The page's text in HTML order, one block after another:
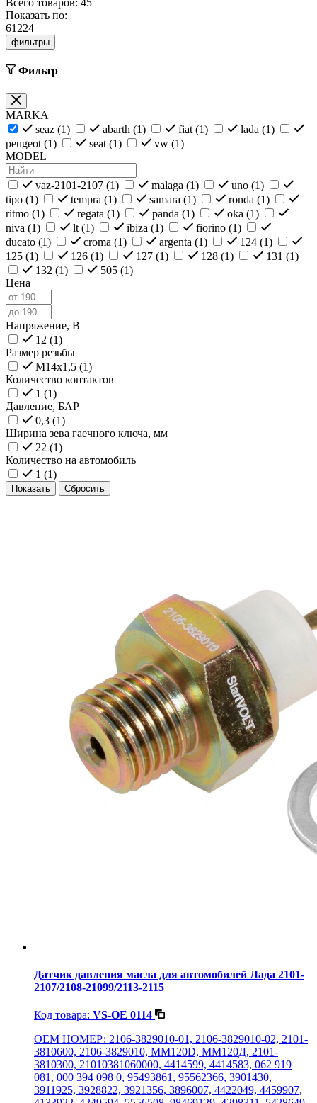
Всего товаров: 45
Показать по:
61224
фильтры
Фильтр
MARKA
seaz (1) abarth (1) fiat (1) lada (1)
peugeot (1) seat (1) vw (1)
MODEL
vaz-2101-2107 (1) malaga (1) uno (1)
tipo (1) tempra (1) samara (1) ronda (1)
ritmo (1) regata (1) panda (1) oka (1)
niva (1) lt (1) ibiza (1) fiorino (1)
ducato (1) croma (1) argenta (1) 124 (1)
125 (1) 126 (1) 127 (1) 128 (1) 131 (1)
132 (1) 505 (1)
Цена
Напряжение, В
12 (1)
Размер резьбы
M14x1,5 (1)
Количество контактов
1 (1)
Давление, БАР
0,3 (1)
Ширина зева гаечного ключа, мм
22 (1)
Количество на автомобиль
1 (1)
Датчик давления масла для автомобилей Лада 2101-
2107/2108-21099/2113-2115
Код товара: VS-OE 0114
OEM НОМЕР: 2106-3829010-01, 2106-3829010-02, 2101-
3810600, 2106-3829010, MM120D, ММ120Д, 2101-
3810300, 21010381060000, 4414599, 4414583, 062 919
081, 000 394 098 0, 95493861, 95562366, 3901430,
3911925, 3928822, 3921356, 3896007, 4422049, 4459907,